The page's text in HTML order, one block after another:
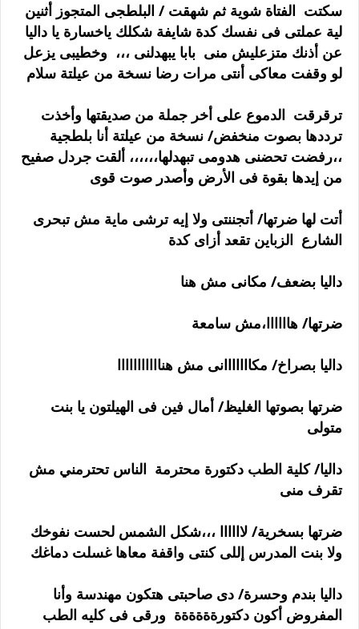
سكتت الفتاة شوية ثم شهقت / البلطجى المتجوز أثنين
لية عملتى فى نفسك كدة شايفة شكلك ياخسارة يا داليا
عن أذنك متزعليش منى بابا يبهدلنى ،،، وخطيبى يزعل
لو وقفت معاكى أنتى مرات رضا نسخة من عيلتة سلام
ترقرقت الدموع على أخر جملة من صديقتها وأخذت
ترددها بصوت منخفض/ نسخة من عيلتة أنا بلطجية
،،رفضت تحضنى هدومى تبهدلها،،،،،، ألقت جردل صفيح
من إيدها بقوة فى الأرض وأصدر صوت قوى
أتت لها ضرتها/ أتجننتى ولا إيه ترشى ماية مش تبحرى
الشارع الزباين تقعد أزاى كدة
داليا بضعف/ مكانى مش هنا
ضرتها/ هاااااا،مش سامعة
داليا بصراخ/ مكااااااانى مش هنااااااااااا
ضرتها بصوتها الغليظ/ أمال فين فى الهيلتون يا بنت
متولى
داليا/ كلية الطب دكتورة محترمة الناس تحترمني مش
تقرف منى
ضرتها بسخرية/ لاااااا ،،،شكل الشمس لحست نفوخك
ولا بنت المدرس إللى كنتى واقفة معاها غسلت دماغك
داليا بندم وحسرة/ دى صاحبتى هتكون مهندسة وأنا
المفروض أكون دكتورةةةةةة ورقى فى كليه الطب